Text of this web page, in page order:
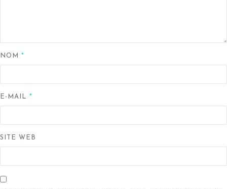
NOM *
E-MAIL *
SITE WEB